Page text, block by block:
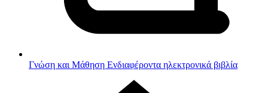
Γνώση και Μάθηση Ενδιαφέροντα ηλεκτρονικά βιβλία